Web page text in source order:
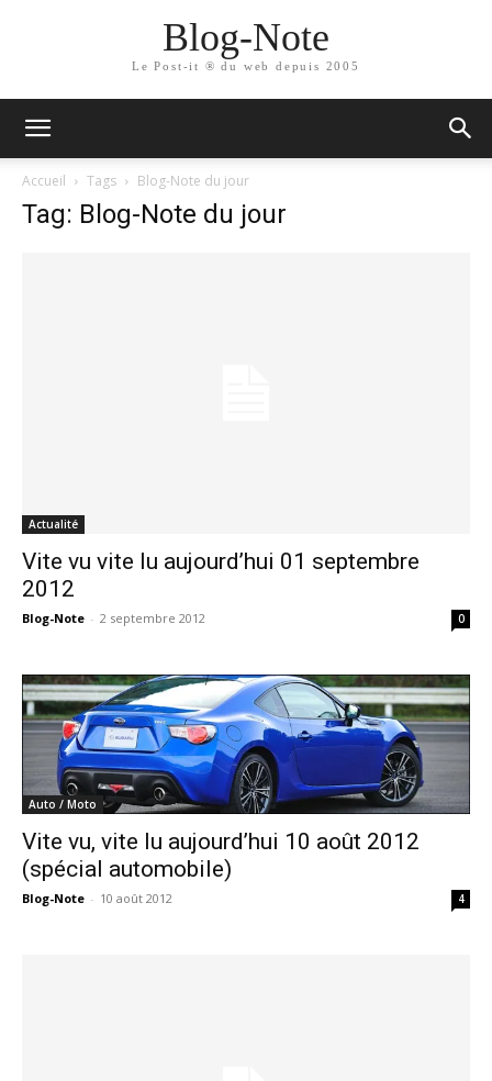
Blog-Note
Le Post-it ® du web depuis 2005
Accueil Tags Blog-Note du jour
Tag: Blog-Note du jour
Actualité
Vite vu vite lu aujourd’hui 01 septembre
2012
Blog-Note - 2 septembre 2012 0
Auto / Moto
Vite vu, vite lu aujourd’hui 10 août 2012
(spécial automobile)
Blog-Note - 10 août 2012 4